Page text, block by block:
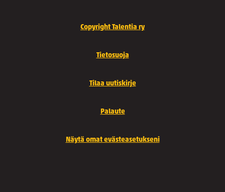
Copyright Talentia ry
Tietosuoja
Tilaa uutiskirje
Palaute
Näytä omat evästeasetukseni